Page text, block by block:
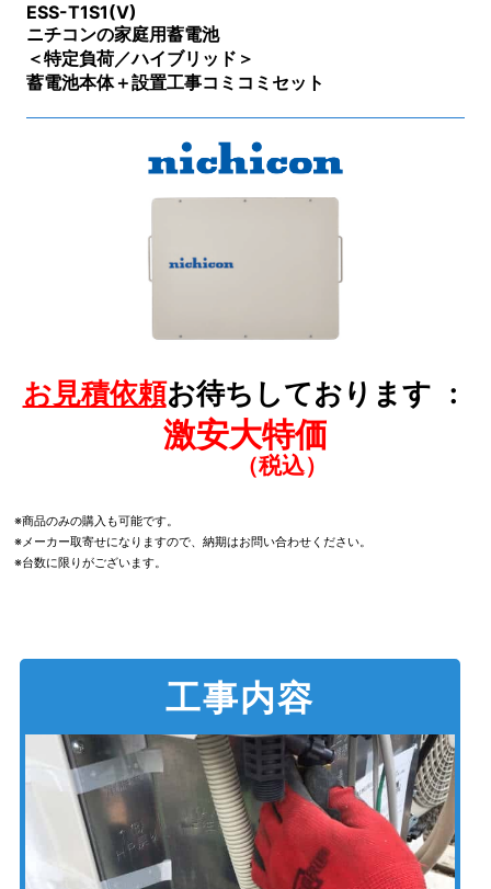
ESS-T1S1(V)
ニチコンの家庭用蓄電池
＜特定負荷／ハイブリッド＞
蓄電池本体＋設置工事コミコミセット
お見積依頼お待ちしております
激安大特価
※商品のみの購入も可能です。
※メーカー取寄せになりますので、納期はお問い合わせください。
※台数に限りがございます。
工事内容